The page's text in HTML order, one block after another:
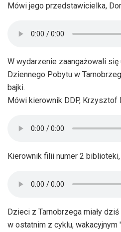
Mówi jego przedstawicielka,
W wydarzenie zaangażowali
Dziennego Pobytu w
bajki.
Mówi kierownik DDP, Krzysztof
Kierownik filii numer 2
Dzieci z Tarnobrzega miały
w ostatnim z cyklu,